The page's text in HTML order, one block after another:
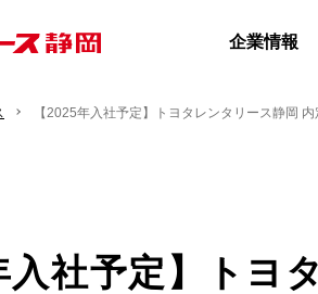
企業情報
【2025年入社予定】トヨタレンタリース静岡
入社予定】トヨ